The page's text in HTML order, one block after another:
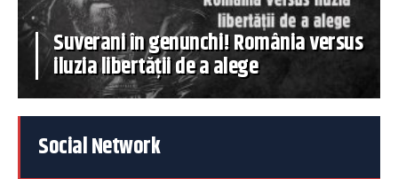
Suverani în genunchi! România versus
iluzia libertății de a alege
Social Network